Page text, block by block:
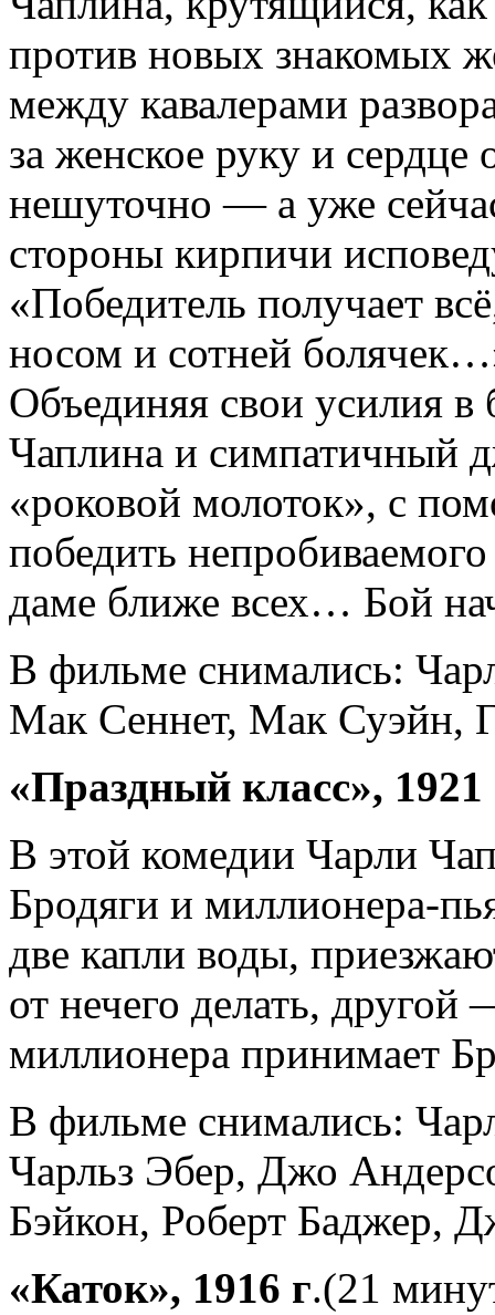
против новых знакомых
между кавалерами
за женское руку и сердце
нешуточно — а уже
стороны кирпичи
«Победитель получает
носом и сотней
Объединяя свои усилия в
Чаплина и симпатичный
«роковой молоток», с
победить
даме ближе всех… Бой
В фильме снимались:
Мак Сеннет, Мак Суэйн,
«Праздный класс», 1921
В этой комедии Чарли
Бродяги и миллионера-
две капли воды,
от нечего делать,
миллионера принимает
В фильме снимались:
Чарльз Эбер, Джо
Бэйкон, Роберт Баджер,
«Каток», 1916 г.(21